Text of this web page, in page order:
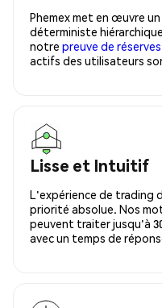
Phemex met en œuvre
déterministe
notre preuve de réserves
actifs des utilisateurs
Lisse et Intuitif
L'expérience de trading
priorité absolue. Nos
peuvent traiter jusqu'à
avec un temps de